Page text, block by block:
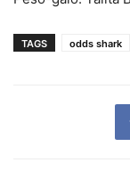
TAGS odds shark